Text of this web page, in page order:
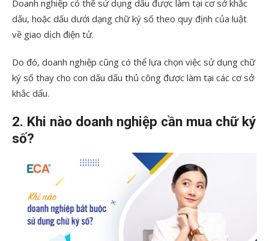
Doanh nghiệp có thể sử dụng dấu được làm tại cơ sở khắc
dấu, hoặc dấu dưới dạng chữ ký số theo quy định của luật
về giao dịch điện tử.
Do đó, doanh nghiệp cũng có thể lựa chọn việc sử dụng chữ
ký số thay cho con dấu dấu thủ công được làm tại các cơ sở
khắc dấu.
2. Khi nào doanh nghiệp cần mua chữ ký
số?